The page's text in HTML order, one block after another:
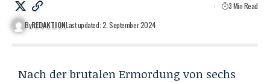
ByREDAKTIONLast updated: 2. September 2024
3 Min Read
Nach der brutalen Ermordung von sechs